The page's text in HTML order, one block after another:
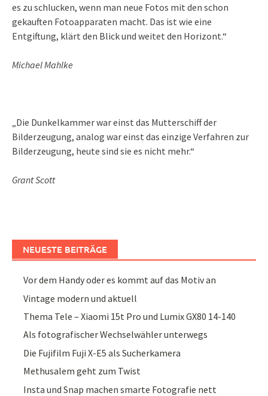
es zu schlucken, wenn man neue Fotos mit den schon
gekauften Fotoapparaten macht. Das ist wie eine
Entgiftung, klärt den Blick und weitet den Horizont.“
Michael Mahlke
„Die Dunkelkammer war einst das Mutterschiff der
Bilderzeugung, analog war einst das einzige Verfahren zur
Bilderzeugung, heute sind sie es nicht mehr.“
Grant Scott
NEUESTE BEITRÄGE
Vor dem Handy oder es kommt auf das Motiv an
Vintage modern und aktuell
Thema Tele – Xiaomi 15t Pro und Lumix GX80 14-140
Als fotografischer Wechselwähler unterwegs
Die Fujifilm Fuji X-E5 als Sucherkamera
Methusalem geht zum Twist
Insta und Snap machen smarte Fotografie nett